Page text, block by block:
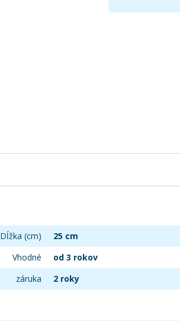
Dĺžka (cm)
25 cm
Vhodné
od 3 rokov
záruka
2 roky